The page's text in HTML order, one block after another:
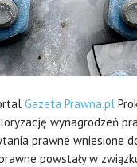
Gazeta Prawna.pl
wynagrodzeń
prawne wniesione
powstały w